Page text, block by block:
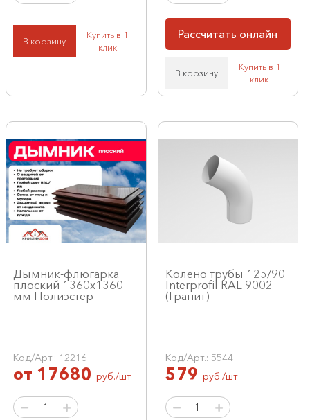
В корзину
Купить в 1
клик
Рассчитать онлайн
В корзину
Купить в 1
клик
Дымник-флюгарка
плоский 1360х1360
мм Полиэстер
Код/Арт.: 12216
от 17680 руб./шт
Колено трубы 125/90
Interprofil RAL 9002
(Гранит)
Код/Арт.: 5544
579 руб./шт